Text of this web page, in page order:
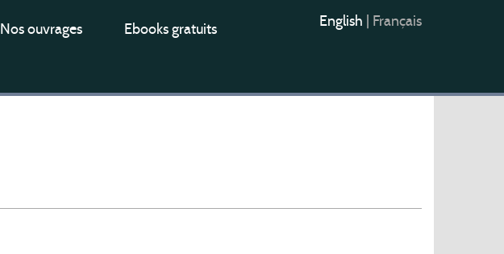
Nos ouvrages Ebooks gratuits English Français